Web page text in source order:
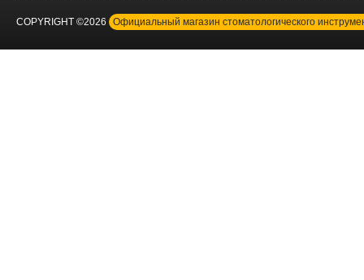
COPYRIGHT ©2026 Официальный магазин стоматологического